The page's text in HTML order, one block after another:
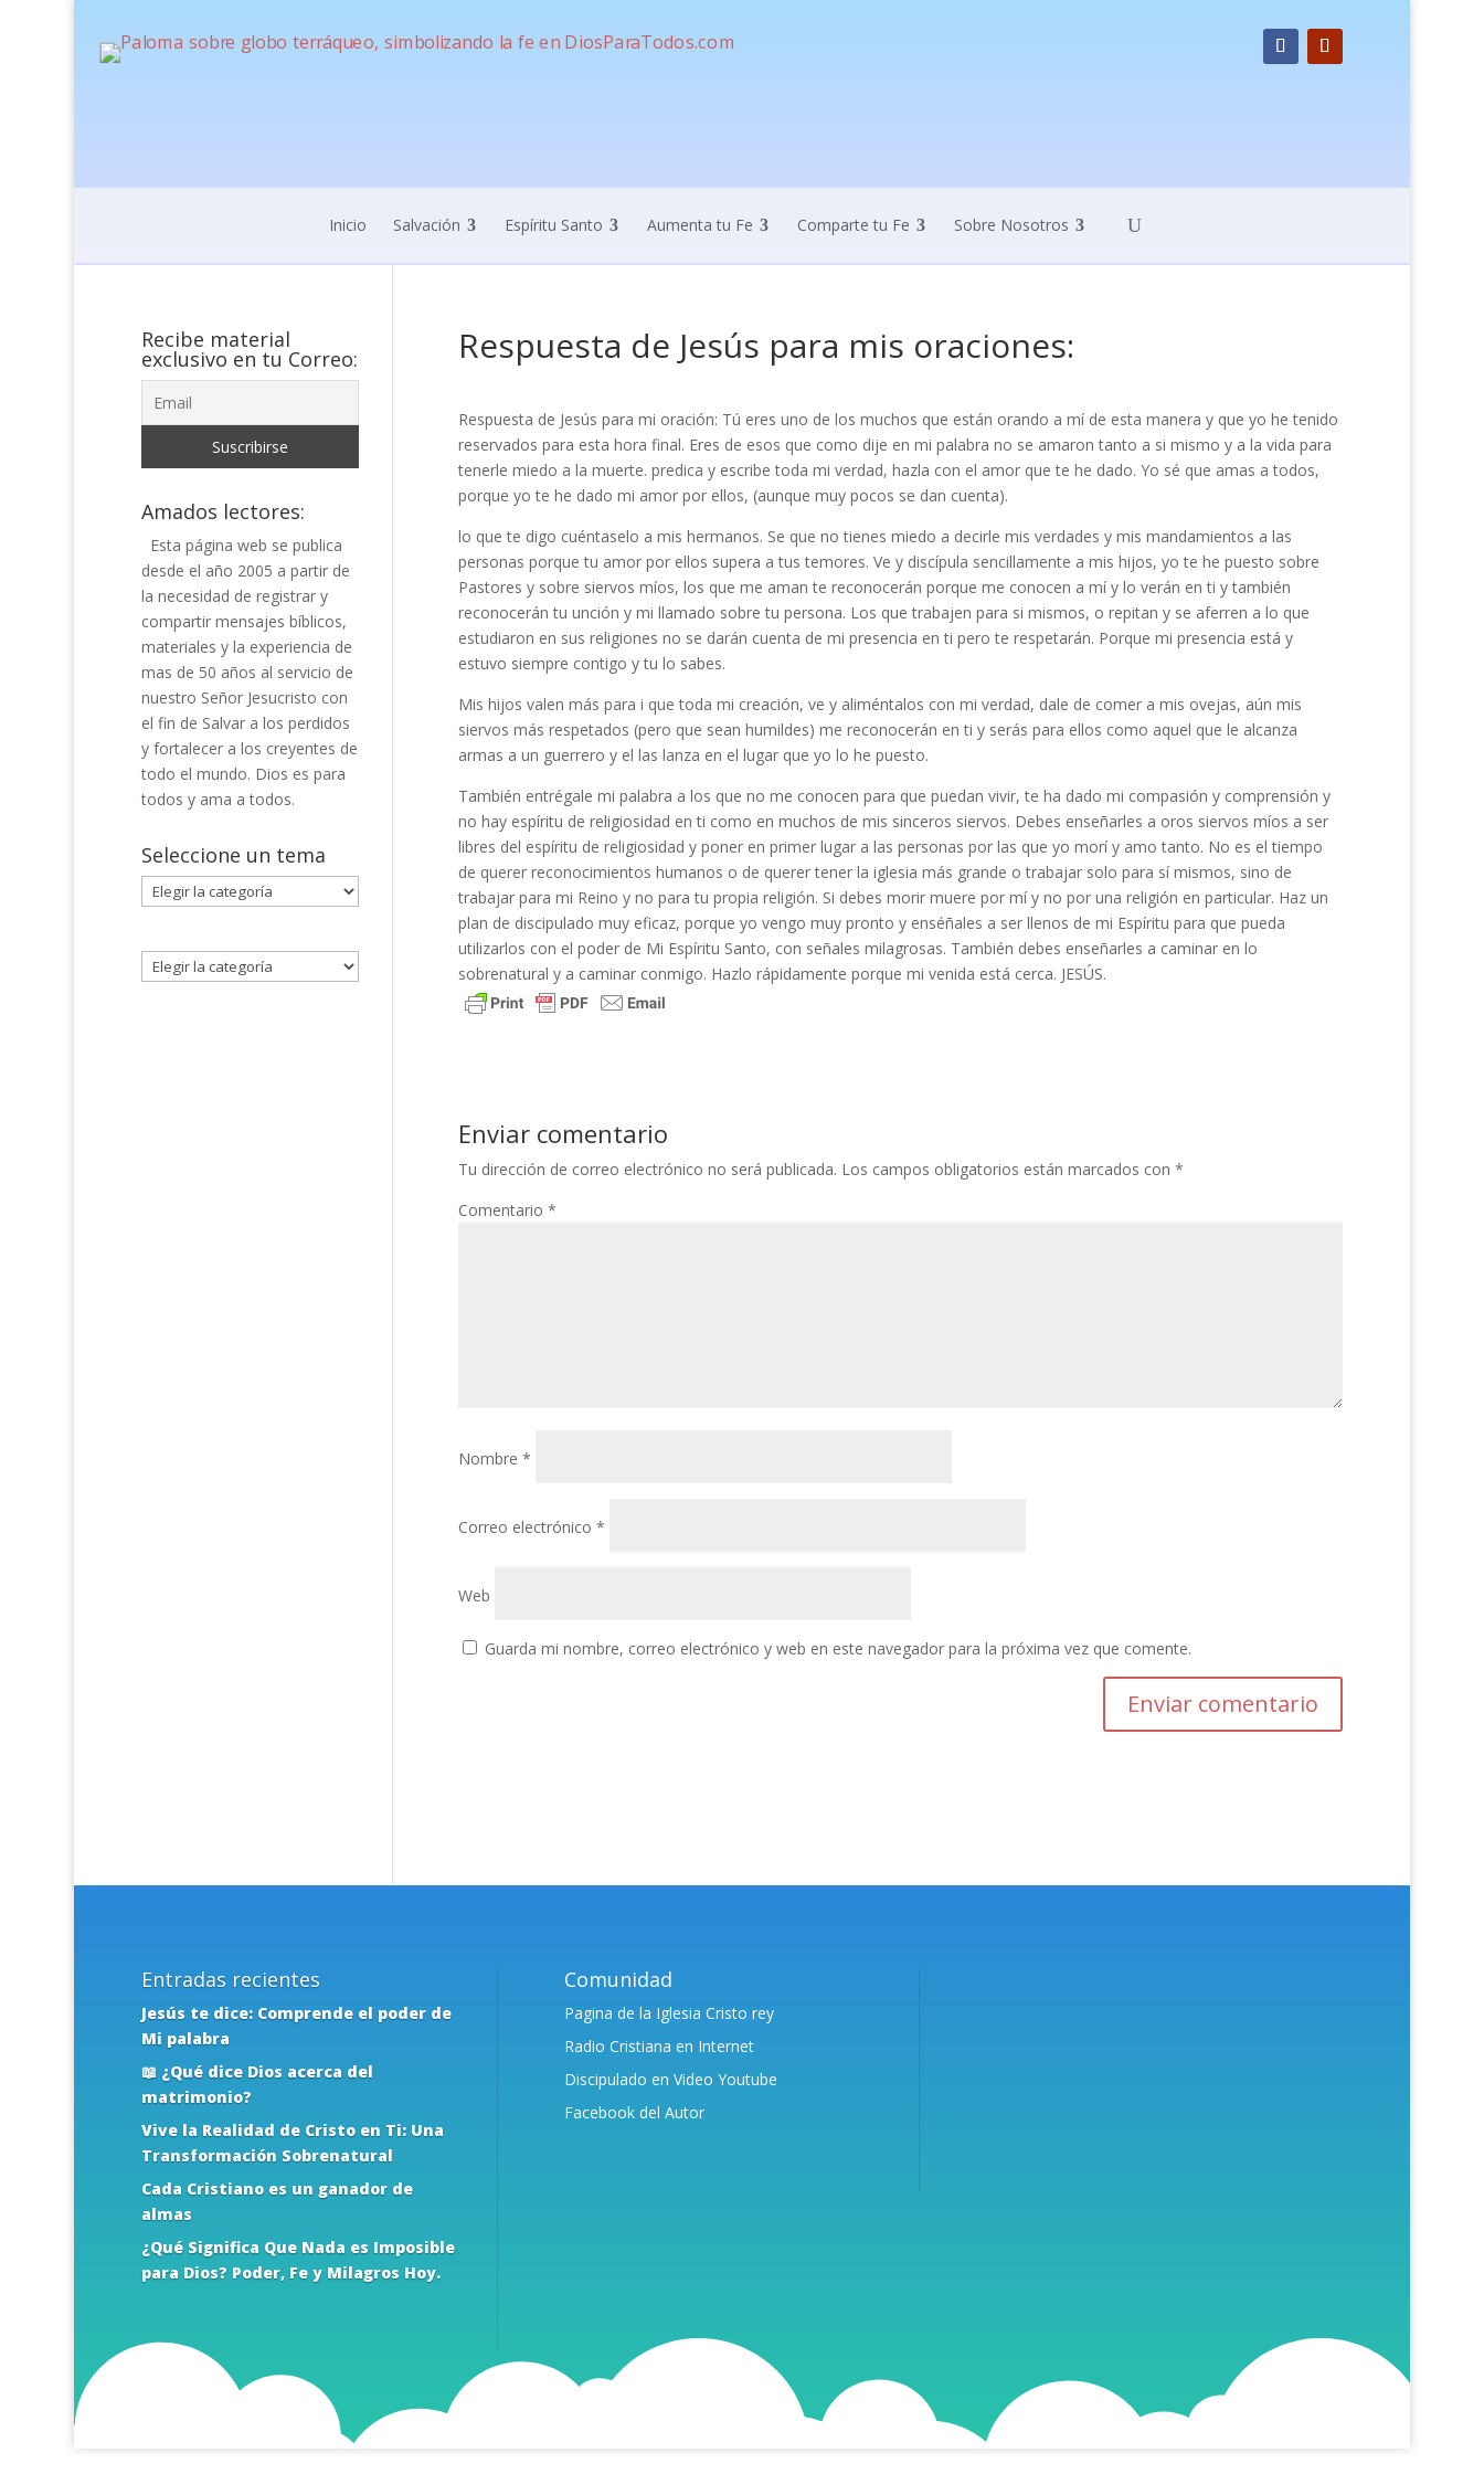
Inicio Salvación Espíritu Santo Aumenta tu Fe Comparte tu Fe Sobre Nosotros
Respuesta de Jesús para mis oraciones:
Respuesta de Jesús para mi oración: Tú eres uno de los muchos que están orando a mí de esta manera y que yo he tenido
reservados para esta hora final. Eres de esos que como dije en mi palabra no se amaron tanto a si mismo y a la vida para
tenerle miedo a la muerte. predica y escribe toda mi verdad, hazla con el amor que te he dado. Yo sé que amas a todos,
porque yo te he dado mi amor por ellos, (aunque muy pocos se dan cuenta).
lo que te digo cuéntaselo a mis hermanos. Se que no tienes miedo a decirle mis verdades y mis mandamientos a las
personas porque tu amor por ellos supera a tus temores. Ve y discípula sencillamente a mis hijos, yo te he puesto sobre
Pastores y sobre siervos míos, los que me aman te reconocerán porque me conocen a mí y lo verán en ti y también
reconocerán tu unción y mi llamado sobre tu persona. Los que trabajen para si mismos, o repitan y se aferren a lo que
estudiaron en sus religiones no se darán cuenta de mi presencia en ti pero te respetarán. Porque mi presencia está y
estuvo siempre contigo y tu lo sabes.
Mis hijos valen más para i que toda mi creación, ve y aliméntalos con mi verdad, dale de comer a mis ovejas, aún mis
siervos más respetados (pero que sean humildes) me reconocerán en ti y serás para ellos como aquel que le alcanza
armas a un guerrero y el las lanza en el lugar que yo lo he puesto.
También entrégale mi palabra a los que no me conocen para que puedan vivir, te ha dado mi compasión y comprensión y
no hay espíritu de religiosidad en ti como en muchos de mis sinceros siervos. Debes enseñarles a oros siervos míos a ser
libres del espíritu de religiosidad y poner en primer lugar a las personas por las que yo morí y amo tanto. No es el tiempo
de querer reconocimientos humanos o de querer tener la iglesia más grande o trabajar solo para sí mismos, sino de
trabajar para mi Reino y no para tu propia religión. Si debes morir muere por mí y no por una religión en particular. Haz un
plan de discipulado muy eficaz, porque yo vengo muy pronto y enséñales a ser llenos de mi Espíritu para que pueda
utilizarlos con el poder de Mi Espíritu Santo, con señales milagrosas. También debes enseñarles a caminar en lo
sobrenatural y a caminar conmigo. Hazlo rápidamente porque mi venida está cerca. JESÚS.
Enviar comentario
Tu dirección de correo electrónico no será publicada. Los campos obligatorios están marcados con *
Comentario *
Nombre *
Correo electrónico *
Web
Guarda mi nombre, correo electrónico y web en este navegador para la próxima vez que comente.
Recibe material
exclusivo en tu Correo:
Amados lectores:
Esta página web se publica
desde el año 2005 a partir de
la necesidad de registrar y
compartir mensajes bíblicos,
materiales y la experiencia de
mas de 50 años al servicio de
nuestro Señor Jesucristo con
el fin de Salvar a los perdidos
y fortalecer a los creyentes de
todo el mundo. Dios es para
todos y ama a todos.
Seleccione un tema
Seleccione
un
Entradas recientes
Jesús te dice: Comprende el poder de
Mi palabra
📖 ¿Qué dice Dios acerca del
matrimonio?
Vive la Realidad de Cristo en Ti: Una
Transformación Sobrenatural
Cada Cristiano es un ganador de
almas
¿Qué Significa Que Nada es Imposible
para Dios? Poder, Fe y Milagros Hoy.
Comunidad
Pagina de la Iglesia Cristo rey
Radio Cristiana en Internet
Discipulado en Video Youtube
Facebook del Autor